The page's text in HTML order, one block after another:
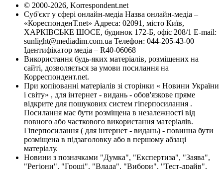
© 2000-2026, Korrespondent.net
Суб'єкт у сфері онлайн-медіа Назва онлайн-медіа –
«КореспонденТ.net» Адреса: 02091, місто Київ,
ХАРКІВСЬКЕ ШОСЕ, будинок 172-Б, офіс 208/1 E-mail:
sunlight@mediadim.com.ua Телефон: 044-205-43-00
Ідентифікатор медіа – R40-06068
Використання будь-яких матеріалів, розміщених на
сайті, дозволяється за умови посилання на
Корреспондент.net.
При копіюванні матеріалів зі сторінки « Новини України
і світу» , для інтернет - видань - обов'язкове пряме
відкрите для пошукових систем гіперпосилання .
Посилання має бути розміщена в незалежності від
повного або часткового використання матеріалів.
Гіперпосилання ( для інтернет - видань) - повинна бути
розміщена в підзаголовку або в першому абзаці
матеріалу.
Новини з позначками "Думка", "Експертиза", "Заява",
"Регіони", "Гроші", "Влада", "Вибори", "Тест-драйв",